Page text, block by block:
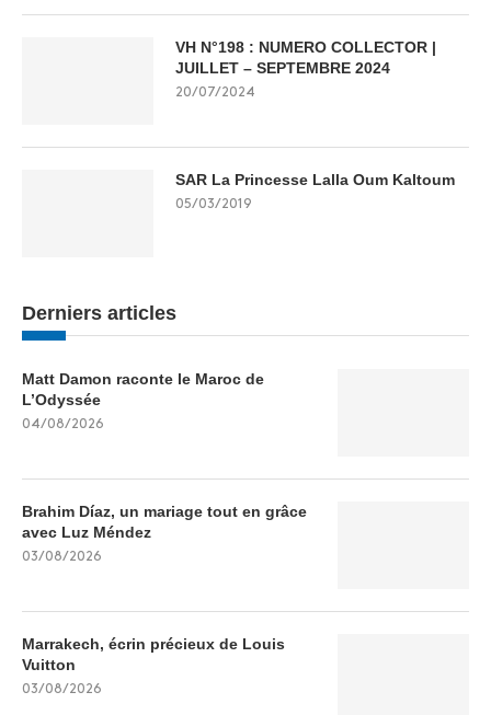
VH N°198 : NUMERO COLLECTOR |
JUILLET – SEPTEMBRE 2024
20/07/2024
SAR La Princesse Lalla Oum Kaltoum
05/03/2019
Derniers articles
Matt Damon raconte le Maroc de
L’Odyssée
04/08/2026
Brahim Díaz, un mariage tout en grâce
avec Luz Méndez
03/08/2026
Marrakech, écrin précieux de Louis
Vuitton
03/08/2026